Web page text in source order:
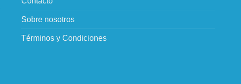
Sobre nosotros
Términos y Condiciones